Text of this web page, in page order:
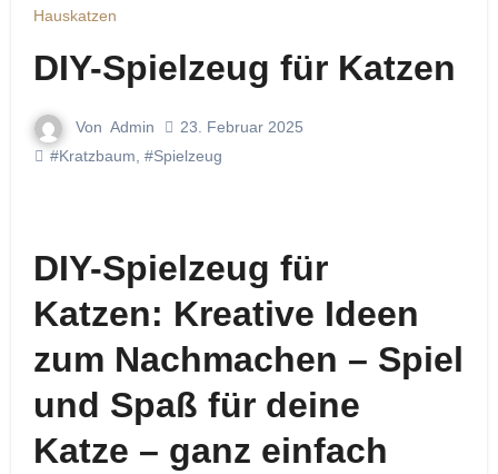
Hauskatzen
DIY-Spielzeug für Katzen
Von Admin
23. Februar 2025
#Kratzbaum #Spielzeug
DIY-Spielzeug für
Katzen: Kreative Ideen
zum Nachmachen – Spiel
und Spaß für deine
Katze – ganz einfach